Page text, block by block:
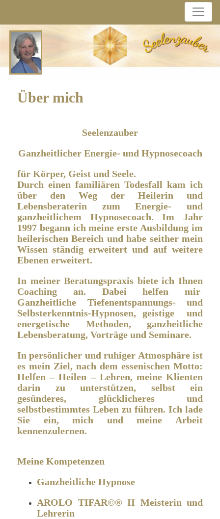
content
Über mich
Seelenzauber
Ganzheitlicher Energie- und Hypnosecoach
für Körper, Geist und Seele.
Durch einen familiären Todesfall kam ich
über den Weg der Heilerin und
Lebensberaterin zum Energie- und
ganzheitlichem Hypnosecoach. Im Jahr
1997 begann ich meine erste Ausbildung im
heilerischen Bereich und habe seither mein
Wissen ständig erweitert und auf weitere
Ebenen erweitert.
In meiner Beratungspraxis biete ich Ihnen
Coaching an. Dabei helfen mir
Ganzheitliche Tiefenentspannungs- und
Selbsterkenntnis-Hypnosen, geistige und
energetische Methoden, ganzheitliche
Lebensberatung, Vorträge und Seminare.
In persönlicher und ruhiger Atmosphäre ist
es mein Ziel, nach dem essenischen Motto:
Helfen – Heilen – Lehren, meine Klienten
darin zu unterstützen, selbst ein
gesünderes, glücklicheres und
selbstbestimmtes Leben zu führen. Ich lade
Sie ein, mich und meine Arbeit
kennenzulernen.
Meine Kompetenzen
Ganzheitliche Hypnose
AROLO TIFAR©® II Meisterin und
Lehrerin